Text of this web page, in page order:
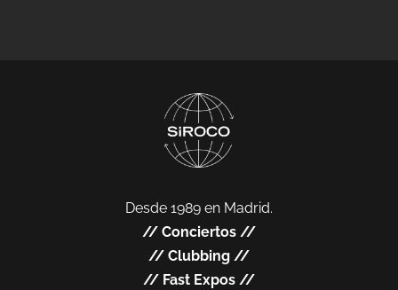
Desde 1989 en Madrid.
// Conciertos //
// Clubbing //
// Fast Expos //